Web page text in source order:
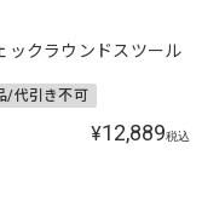
ックラウンドスツール
/代引き不可
¥12,889税込